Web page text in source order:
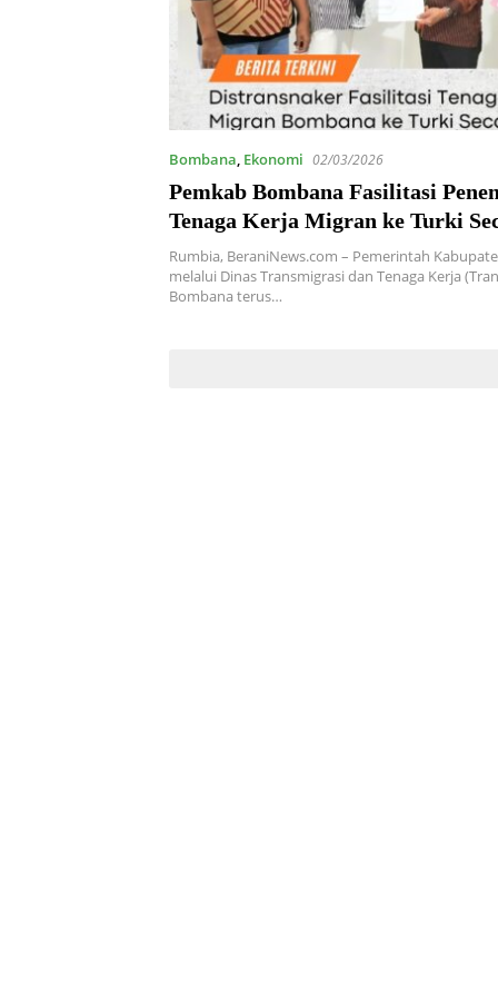
Bombana, Ekonomi 02/03/2026
Pemkab Bombana Fasilitasi
Tenaga Kerja Migran ke Turki
Rumbia, BeraniNews.com – Pemerintah
melalui Dinas Transmigrasi dan Tenaga Kerja
Bombana terus…